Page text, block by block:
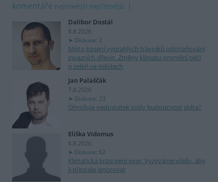
komentáře nejnovější nejčtenější
Dalibor Dostál
8.8.2026
Diskuse: 2
Místo kosení vyprahlých trávníků odstraňování
invazních dřevin. Změny klimatu promění péči
o zeleň ve městech
Jan Palaščák
7.8.2026
Diskuse: 23
Ohrožuje nedostatek vody budoucnost jádra?
Eliška Vidomus
6.8.2026
Diskuse: 62
Klimatická krize není over. Vyzýváme vládu, aby
ji přestala ignorovat